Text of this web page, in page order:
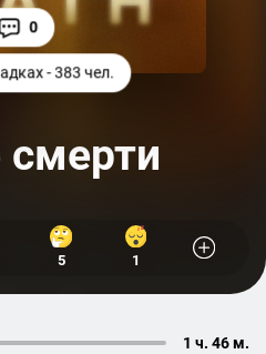
- 383 чел.
0
5 1
1 ч. 46 м.